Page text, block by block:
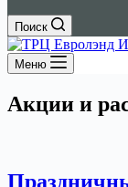
Поиск
Меню
Акции и